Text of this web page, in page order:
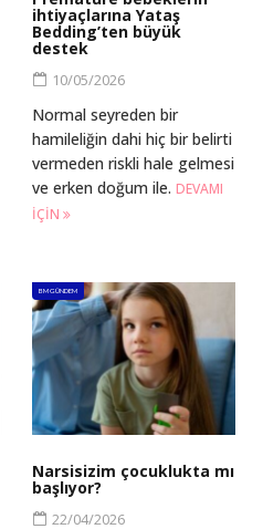
ihtiyaçlarına Yataş
Bedding’ten büyük
destek
10/05/2026
Normal seyreden bir
hamileliğin dahi hiç bir belirti
vermeden riskli hale gelmesi
ve erken doğum ile. DEVAMI
IÇIN
BM GÜNDEM
Narsisizim çocuklukta mı
başlıyor?
22/04/2026